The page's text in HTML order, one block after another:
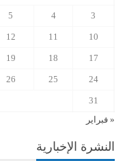
3
4
5
10
11
12
17
18
19
24
25
26
31
« فبراير
النشرة الإخبارية